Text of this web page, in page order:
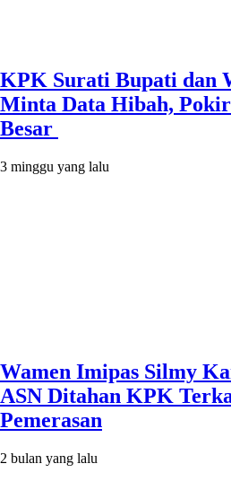
KPK Surati Bupati dan
Minta Data Hibah,
Besar
3 minggu yang lalu
Wamen Imipas Silmy
ASN Ditahan KPK
Pemerasan
2 bulan yang lalu